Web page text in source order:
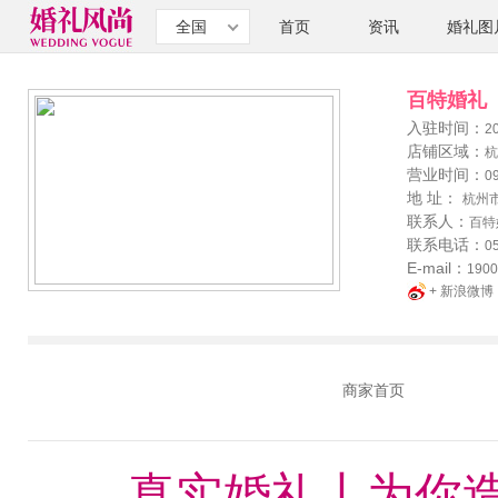
首页 资讯 婚礼图
全国
百特婚礼
入驻时间：
店铺区域：
营业时间：
地 址： 杭州
联系人： 百
联系电话：
E-mail：
+ 新浪微博
商家首页